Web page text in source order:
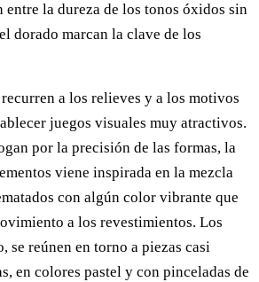
la dureza de los tonos óxidos sin
dorado marcan la clave de los
a los relieves y a los motivos
juegos visuales muy atractivos.
por la precisión de las formas, la
viene inspirada en la mezcla
con algún color vibrante que
a los revestimientos. Los
se reúnen en torno a piezas casi
en colores pastel y con pinceladas de